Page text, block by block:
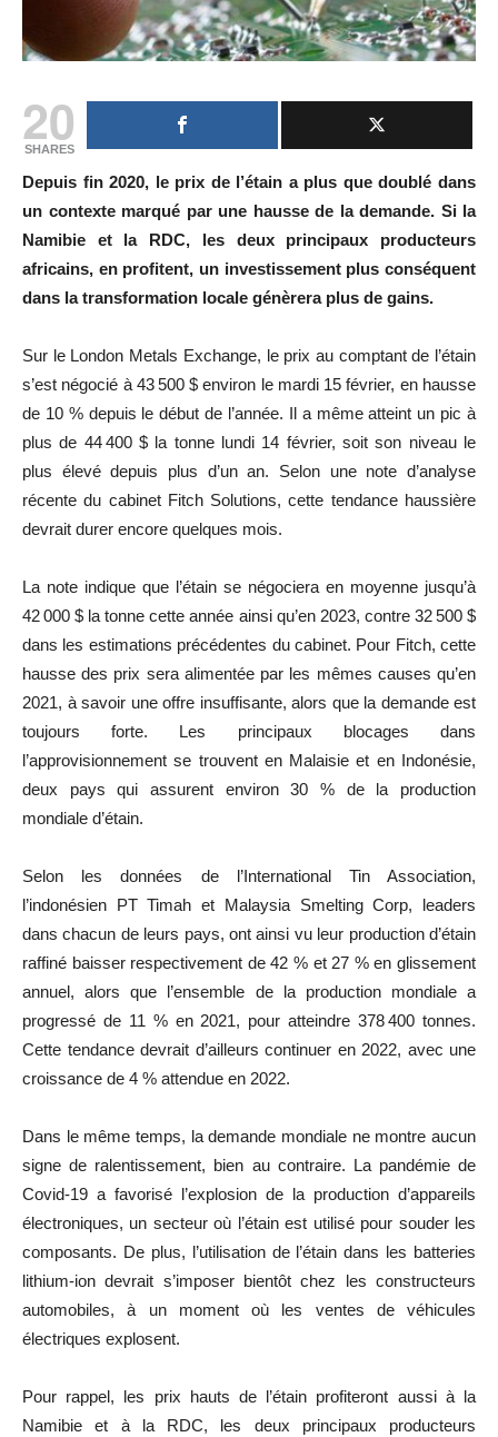
20
SHARES
Depuis fin 2020, le prix de l’étain a plus que doublé dans
un contexte marqué par une hausse de la demande. Si la
Namibie et la RDC, les deux principaux producteurs
africains, en profitent, un investissement plus conséquent
dans la transformation locale génèrera plus de gains.
Sur le London Metals Exchange, le prix au comptant de l’étain
s’est négocié à 43 500 $ environ le mardi 15 février, en hausse
de 10 % depuis le début de l’année. Il a même atteint un pic à
plus de 44 400 $ la tonne lundi 14 février, soit son niveau le
plus élevé depuis plus d’un an. Selon une note d’analyse
récente du cabinet Fitch Solutions, cette tendance haussière
devrait durer encore quelques mois.
La note indique que l’étain se négociera en moyenne jusqu’à
42 000 $ la tonne cette année ainsi qu’en 2023, contre 32 500 $
dans les estimations précédentes du cabinet. Pour Fitch, cette
hausse des prix sera alimentée par les mêmes causes qu’en
2021, à savoir une offre insuffisante, alors que la demande est
toujours forte. Les principaux blocages dans
l’approvisionnement se trouvent en Malaisie et en Indonésie,
deux pays qui assurent environ 30 % de la production
mondiale d’étain.
Selon les données de l’International Tin Association,
l’indonésien PT Timah et Malaysia Smelting Corp, leaders
dans chacun de leurs pays, ont ainsi vu leur production d’étain
raffiné baisser respectivement de 42 % et 27 % en glissement
annuel, alors que l’ensemble de la production mondiale a
progressé de 11 % en 2021, pour atteindre 378 400 tonnes.
Cette tendance devrait d’ailleurs continuer en 2022, avec une
croissance de 4 % attendue en 2022.
Dans le même temps, la demande mondiale ne montre aucun
signe de ralentissement, bien au contraire. La pandémie de
Covid-19 a favorisé l’explosion de la production d’appareils
électroniques, un secteur où l’étain est utilisé pour souder les
composants. De plus, l’utilisation de l’étain dans les batteries
lithium-ion devrait s’imposer bientôt chez les constructeurs
automobiles, à un moment où les ventes de véhicules
électriques explosent.
Pour rappel, les prix hauts de l’étain profiteront aussi à la
Namibie et à la RDC, les deux principaux producteurs